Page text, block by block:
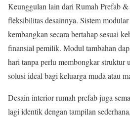
Keunggulan lain dari Rumah Prefab
fleksibilitas desainnya. Sistem
kembangkan secara bertahap sesuai
finansial pemilik. Modul tambahan
hari tanpa perlu membongkar struktur
solusi ideal bagi keluarga muda atau
Desain interior rumah prefab juga
lagi identik dengan tampilan